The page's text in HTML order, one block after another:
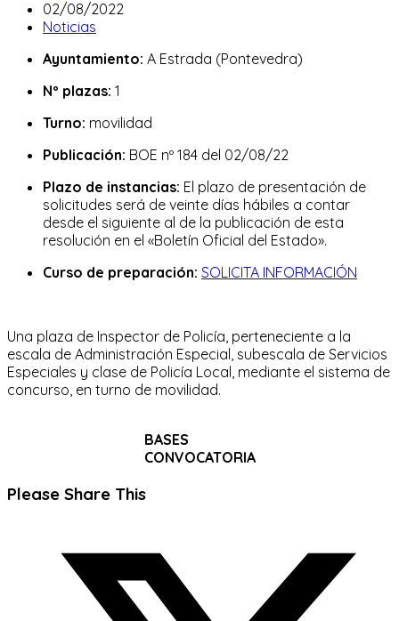
de
la
Publicación
de
entrada:
02/08/2022
Categoría
la
Noticias
Ayuntamiento: A Estrada (Pontevedra)
Nº plazas: 1
Turno: movilidad
Publicación: BOE nº 184 del 02/08/22
Plazo de instancias: El plazo de presentación de
solicitudes será de veinte días hábiles a contar
desde el siguiente al de la publicación de esta
resolución en el «Boletín Oficial del Estado».
Curso de preparación: SOLICITA INFORMACIÓN
Una plaza de Inspector de Policía, perteneciente a la
escala de Administración Especial, subescala de Servicios
Especiales y clase de Policía Local, mediante el sistema de
concurso, en turno de movilidad.
BASES
CONVOCATORIA
Please Share ThisCompartir